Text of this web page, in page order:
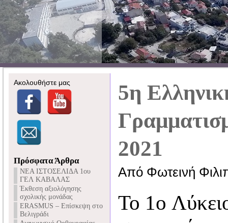
Ακολουθήστε μας
Πρόσφατα Άρθρα
NEA ΙΣΤΟΣΕΛΙΔΑ 1ου
ΓΕΛ ΚΑΒΑΛΑΣ
Έκθεση αξιολόγησης
σχολικής μονάδας
ERASMUS – Επίσκεψη στο
Βελιγράδι
5η
2021
Από Φωτεινή
To 1o